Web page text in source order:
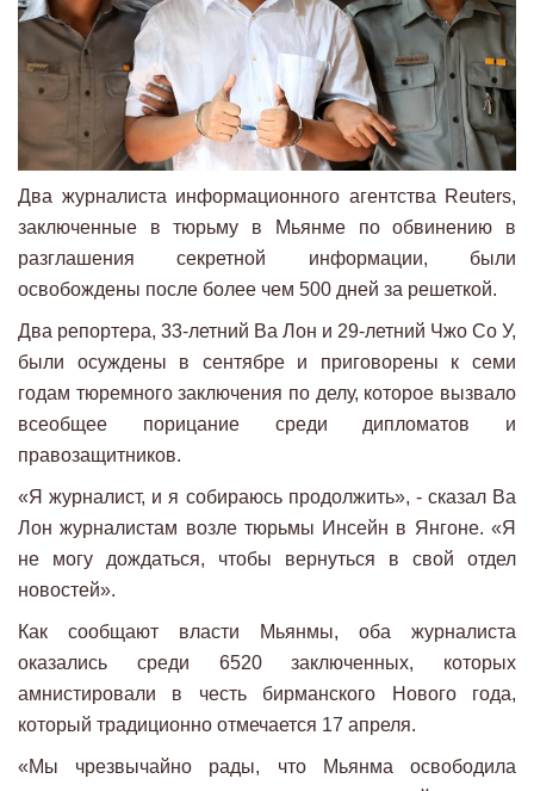
Два журналиста информационного агентства Reuters,
заключенные в тюрьму в Мьянме по обвинению в
разглашения секретной информации, были
освобождены после более чем 500 дней за решеткой.
Два репортера, 33-летний Ва Лон и 29-летний Чжо Со У,
были осуждены в сентябре и приговорены к семи
годам тюремного заключения по делу, которое вызвало
всеобщее порицание среди дипломатов и
правозащитников.
«Я журналист, и я собираюсь продолжить», - сказал Ва
Лон журналистам возле тюрьмы Инсейн в Янгоне. «Я
не могу дождаться, чтобы вернуться в свой отдел
новостей».
Как сообщают власти Мьянмы, оба журналиста
оказались среди 6520 заключенных, которых
амнистировали в честь бирманского Нового года,
который традиционно отмечается 17 апреля.
«Мы чрезвычайно рады, что Мьянма освободила